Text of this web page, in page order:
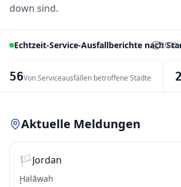
down sind.
Echtzeit-Service-Ausfallberichte nach
56Von Serviceausfällen betroffene Städte
Aktuelle Meldungen
🏳️Jordan
Ḩalāwah